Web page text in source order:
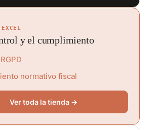
y el cumplimiento
normativo fiscal
Ver toda la tienda →